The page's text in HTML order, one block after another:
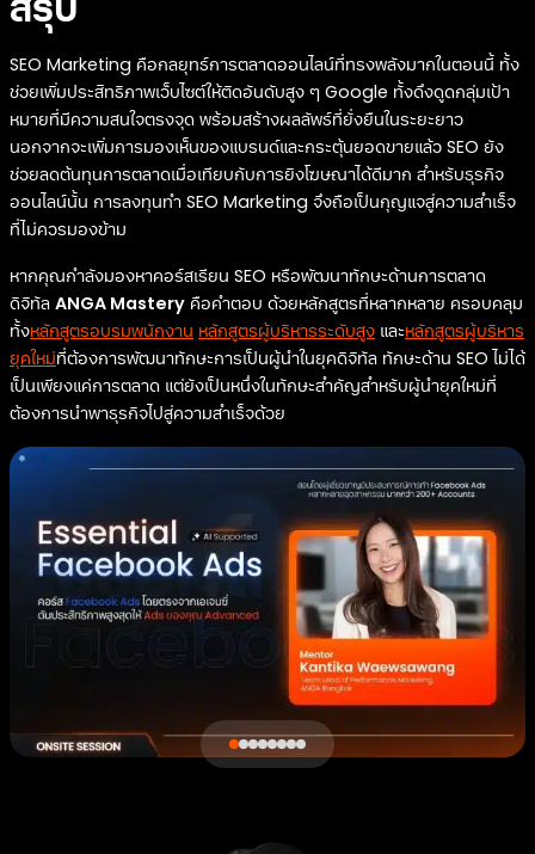
SEO Marketing คือกลยุทธ์การตลาดออนไลน์ที่ทรงพลังมากในตอนนี้ ทั้ง
ช่วยเพิ่มประสิทธิภาพเว็บไซต์ให้ติดอันดับสูง ๆ Google ทั้งดึงดูดกลุ่มเป้า
หมายที่มีความสนใจตรงจุด พร้อมสร้างผลลัพธ์ที่ยั่งยืนในระยะยาว
นอกจากจะเพิ่มการมองเห็นของแบรนด์และกระตุ้นยอดขายแล้ว SEO ยัง
ช่วยลดต้นทุนการตลาดเมื่อเทียบกับการยิงโฆษณาได้ดีมาก สำหรับธุรกิจ
ออนไลน์นั้น การลงทุนทำ SEO Marketing จึงถือเป็นกุญแจสู่ความสำเร็จ
ที่ไม่ควรมองข้าม
หากคุณกำลังมองหาคอร์สเรียน SEO หรือพัฒนาทักษะด้านการตลาด
ดิจิทัล ANGA Mastery คือคำตอบ ด้วยหลักสูตรที่หลากหลาย ครอบคลุม
ทั้งหลักสูตรอบรมพนักงาน หลักสูตรผู้บริหารระดับสูง และหลักสูตรผู้บริหาร
ยุคใหม่ที่ต้องการพัฒนาทักษะการเป็นผู้นำในยุคดิจิทัล ทักษะด้าน SEO ไม่ได้
เป็นเพียงแค่การตลาด แต่ยังเป็นหนึ่งในทักษะสำคัญสำหรับผู้นำยุคใหม่ที่
ต้องการนำพาธุรกิจไปสู่ความสำเร็จด้วย